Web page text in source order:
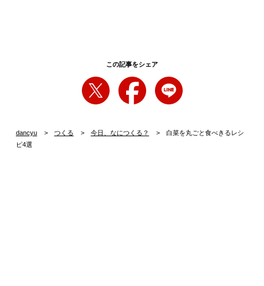
この記事をシェア
dancyu つくる 今日、なにつくる？
白菜を丸ごと食べきるレシ
ピ4選